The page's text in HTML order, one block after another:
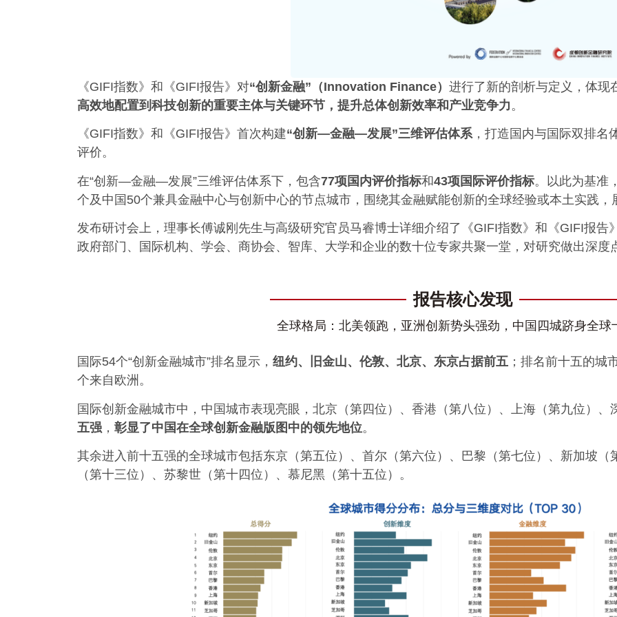
《GIFI指数》和《GIFI报告》对“创新金融”（Innovation Finance） 进行了新的剖析与定义，体现
高效地配置到科技创新的重要主体与关键环节，提升总体创新效率和产业竞争力 。
《GIFI指数》和《GIFI报告》首次构建“创新—金融—发展”三维评估体系，打造国内与国际双排名
评价。
在“创新—金融—发展”三维评估体系下，包含77项国内评价指标和43项国际评价指标。以此为基准
个及中国50个兼具金融中心与创新中心的节点城市，围绕其金融赋能创新的全球经验或本土实践
发布研讨会上，理事长傅诚刚先生与高级研究官员马睿博士详细介绍了《GIFI指数》和《GIFI报告
政府部门、国际机构、学会、商协会、智库、大学和企业的数十位专家共聚一堂，对研究做出深度
报告核心发现
全球格局：北美领跑，亚洲创新势头强劲，中国四城跻身全球
国际54个“创新金融城市”排名显示， 纽约、旧金山、伦敦、北京、东京占据前五 ；排名前十五的城
个来自欧洲。
国际创新金融城市中，中国城市表现亮眼，北京（第四位）、香港（第八位）、上海（第九位）、
五强 ， 彰显了中国在全球创新金融版图中的领先地位。
其余进入前十五强的全球城市包括东京（第五位）、首尔（第六位）、巴黎（第七位）、新加坡
（第十三位）、苏黎世（第十四位）、慕尼黑（第十五位）。